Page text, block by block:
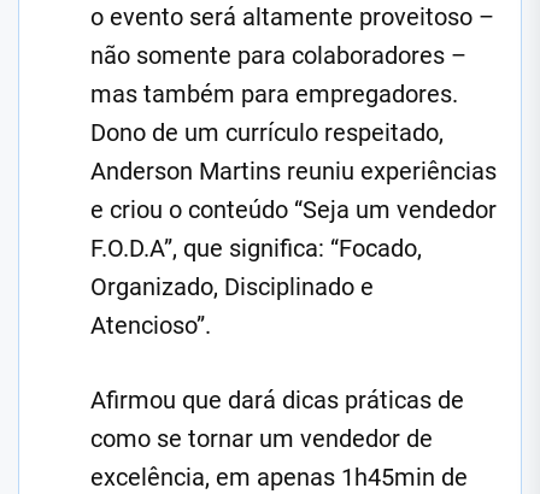
o evento será altamente proveitoso –
não somente para colaboradores –
mas também para empregadores.
Dono de um currículo respeitado,
Anderson Martins reuniu experiências
e criou o conteúdo “Seja um vendedor
F.O.D.A”, que significa: “Focado,
Organizado, Disciplinado e
Atencioso”.
Afirmou que dará dicas práticas de
como se tornar um vendedor de
excelência, em apenas 1h45min de